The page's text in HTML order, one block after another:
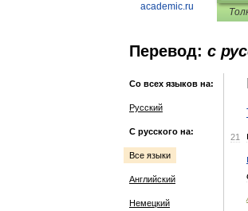
academic.ru
Перевод: с
Со всех языков на:
Русский
С русского на:
Все языки
Английский
Немецкий
21